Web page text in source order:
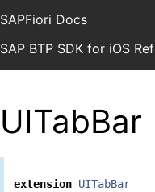
SAPFiori Docs
SAP BTP SDK for iOS
UITabBar
extension UITabBar